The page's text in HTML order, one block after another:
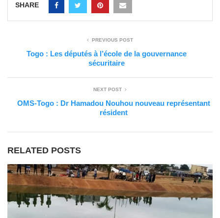
SHARE
PREVIOUS POST
Togo : Les députés à l’école de la gouvernance
sécuritaire
NEXT POST
OMS-Togo : Dr Hamadou Nouhou nouveau représentant
résident
RELATED POSTS